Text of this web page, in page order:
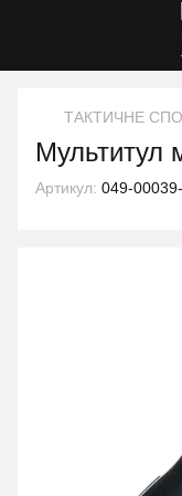
ТАКТИЧНЕ
Мультитул
Артикул: 049-